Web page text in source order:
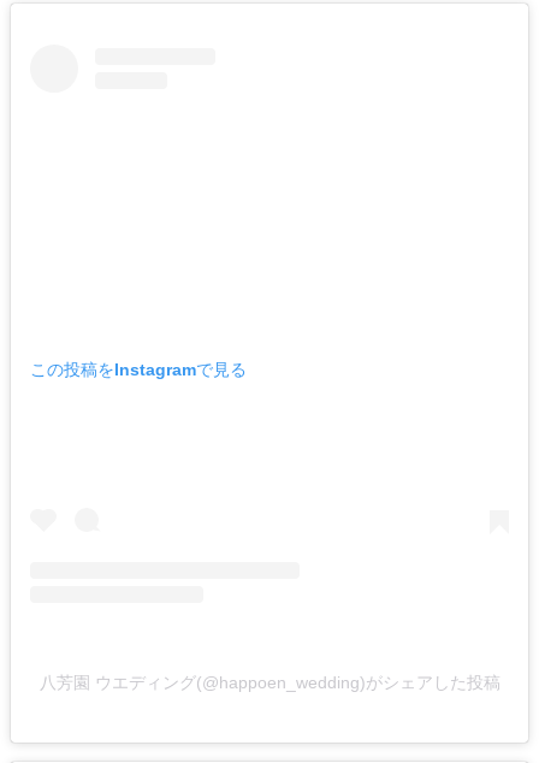
この投稿をInstagramで見る
八芳園 ウエディング(@happoen_wedding)がシェアした投稿